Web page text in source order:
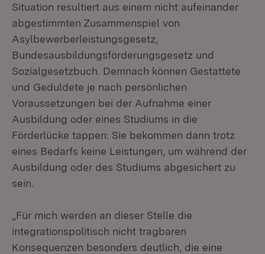
Situation resultiert aus einem nicht aufeinander
abgestimmten Zusammenspiel von
Asylbewerberleistungsgesetz,
Bundesausbildungsförderungsgesetz und
Sozialgesetzbuch. Demnach können Gestattete
und Geduldete je nach persönlichen
Voraussetzungen bei der Aufnahme einer
Ausbildung oder eines Studiums in die
Förderlücke tappen: Sie bekommen dann trotz
eines Bedarfs keine Leistungen, um während der
Ausbildung oder des Studiums abgesichert zu
sein.
„Für mich werden an dieser Stelle die
integrationspolitisch nicht tragbaren
Konsequenzen besonders deutlich, die eine